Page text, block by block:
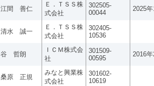
江間 善仁
Ｅ．ＴＳＳ株
式会社
302505-
00044
2025
清水 誠一
Ｅ．ＴＳＳ株
式会社
302405-
10536
谷 哲朗
ＩＣＭ株式会
社
301509-
00595
2016
桑原 正規
みなと興業株
式会社
301602-
10619